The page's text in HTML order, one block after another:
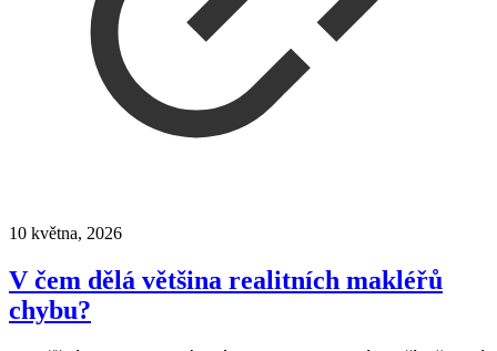
10 května, 2026
V čem dělá většina realitních makléřů
chybu?